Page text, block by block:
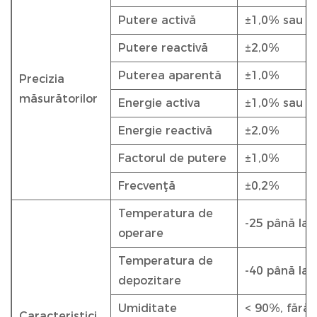
Precizia
măsurătorilor
Putere activă ±1,0% sau
Putere reactivă ±2,0%
Puterea aparentă ±1,0%
Energie activa ±1,0% sau
Energie reactivă ±2,0%
Factorul de putere ±1,0%
Frecvenţă ±0,2%
Temperatura de
operare
-25 până la
Temperatura de
depozitare
-40 până la
Umiditate < 90%, fără